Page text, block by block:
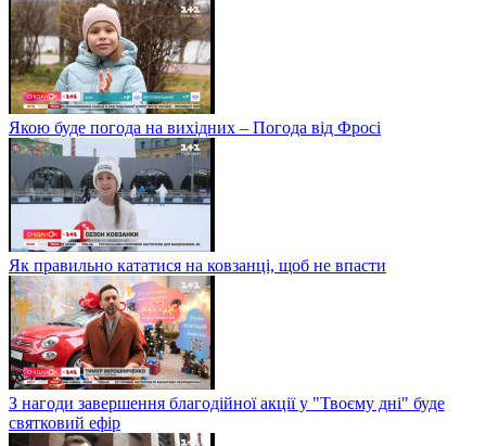
Якою буде погода на вихідних – Погода від Фросі
Як правильно кататися на ковзанці, щоб не впасти
З нагоди завершення благодійної акції у "Твоєму дні" буде
святковий ефір